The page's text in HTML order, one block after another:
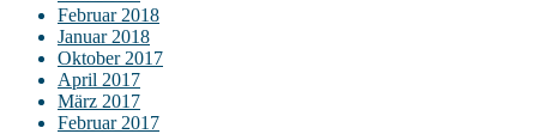
Februar 2018
Januar 2018
Oktober 2017
April 2017
März 2017
Februar 2017